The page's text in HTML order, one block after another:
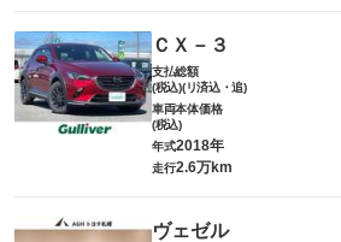
ＣＸ－３
支払総額
(税込)(リ済込・追)
車両本体価格
(税込)
年式2018年
走行2.6万km
ヴェゼル